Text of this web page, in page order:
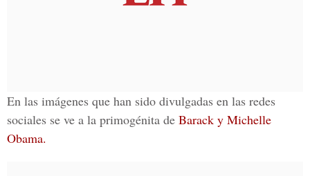
En las imágenes que han sido divulgadas en las redes
sociales se ve a la primogénita de Barack y Michelle
Obama.